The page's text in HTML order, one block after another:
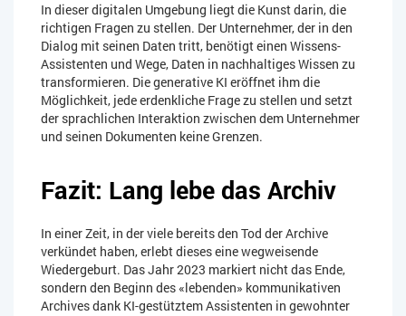
In dieser digitalen Umgebung liegt die Kunst darin, die
richtigen Fragen zu stellen. Der Unternehmer, der in den
Dialog mit seinen Daten tritt, benötigt einen Wissens-
Assistenten und Wege, Daten in nachhaltiges Wissen zu
transformieren. Die generative KI eröffnet ihm die
Möglichkeit, jede erdenkliche Frage zu stellen und setzt
der sprachlichen Interaktion zwischen dem Unternehmer
und seinen Dokumenten keine Grenzen.
Fazit: Lang lebe das Archiv
In einer Zeit, in der viele bereits den Tod der Archive
verkündet haben, erlebt dieses eine wegweisende
Wiedergeburt. Das Jahr 2023 markiert nicht das Ende,
sondern den Beginn des «lebenden» kommunikativen
Archives dank KI-gestütztem Assistenten in gewohnter